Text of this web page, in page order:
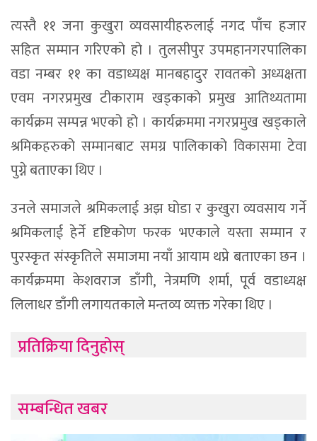
त्यस्तै ११ जना कुखुरा व्यवसायीहरुलाई नगद पाँच हजार
सहित सम्मान गरिएको हो । तुलसीपुर उपमहानगरपालिका
वडा नम्बर ११ का वडाध्यक्ष मानबहादुर रावतको अध्यक्षता
एवम नगरप्रमुख टीकाराम खड्काको प्रमुख आतिथ्यतामा
कार्यक्रम सम्पन्न भएको हो । कार्यक्रममा नगरप्रमुख खड्काले
श्रमिकहरुको सम्मानबाट समग्र पालिकाको विकासमा टेवा
पुग्ने बताएका थिए ।
उनले समाजले श्रमिकलाई अझ घोडा र कुखुरा व्यवसाय गर्ने
श्रमिकलाई हेर्ने दृष्टिकोण फरक भएकाले यस्ता सम्मान र
पुरस्कृत संस्कृतिले समाजमा नयाँ आयाम थप्ने बताएका छन ।
कार्यक्रममा केशवराज डाँगी, नेत्रमणि शर्मा, पूर्व वडाध्यक्ष
लिलाधर डाँगी लगायतकाले मन्तव्य व्यक्त गरेका थिए ।
प्रतिक्रिया दिनुहोस्
सम्बन्धित खबर